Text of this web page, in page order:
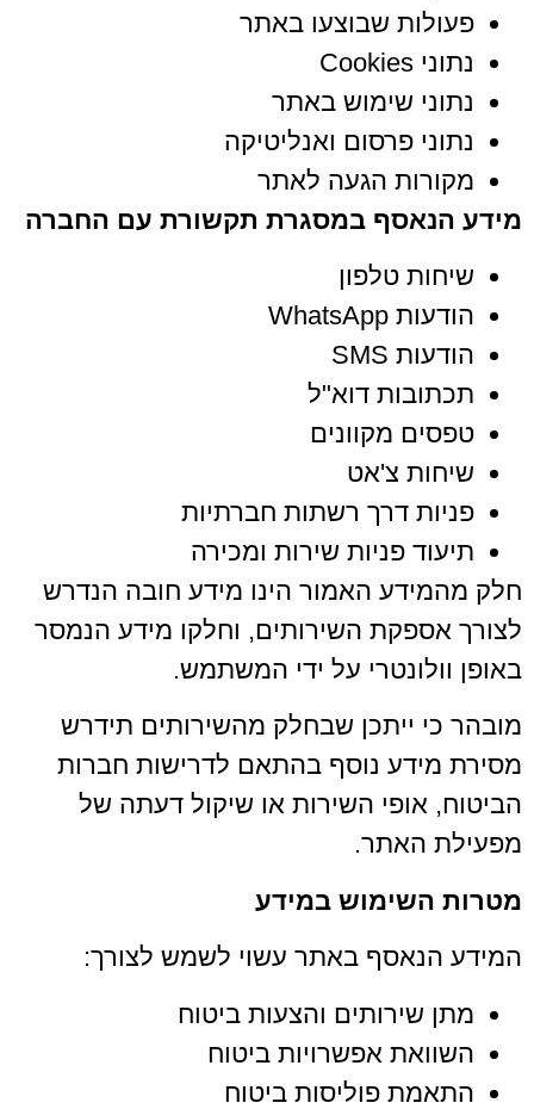
פעולות שבוצעו באתר
נתוני Cookies
נתוני שימוש באתר
נתוני פרסום ואנליטיקה
מקורות הגעה לאתר
מידע הנאסף במסגרת תקשורת עם החברה
שיחות טלפון
הודעות WhatsApp
הודעות SMS
תכתובות דוא"ל
טפסים מקוונים
שיחות צ'אט
פניות דרך רשתות חברתיות
תיעוד פניות שירות ומכירה
חלק מהמידע האמור הינו מידע חובה הנדרש
לצורך אספקת השירותים, וחלקו מידע הנמסר
באופן וולונטרי על ידי המשתמש.
מובהר כי ייתכן שבחלק מהשירותים תידרש
מסירת מידע נוסף בהתאם לדרישות חברות
הביטוח, אופי השירות או שיקול דעתה של
מפעילת האתר.
מטרות השימוש במידע
המידע הנאסף באתר עשוי לשמש לצורך:
מתן שירותים והצעות ביטוח
השוואת אפשרויות ביטוח
התאמת פוליסות ביטוח